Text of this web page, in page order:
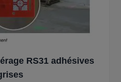
RS31 adhésives